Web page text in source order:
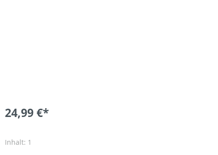
24,99 €*
Inhalt: 1